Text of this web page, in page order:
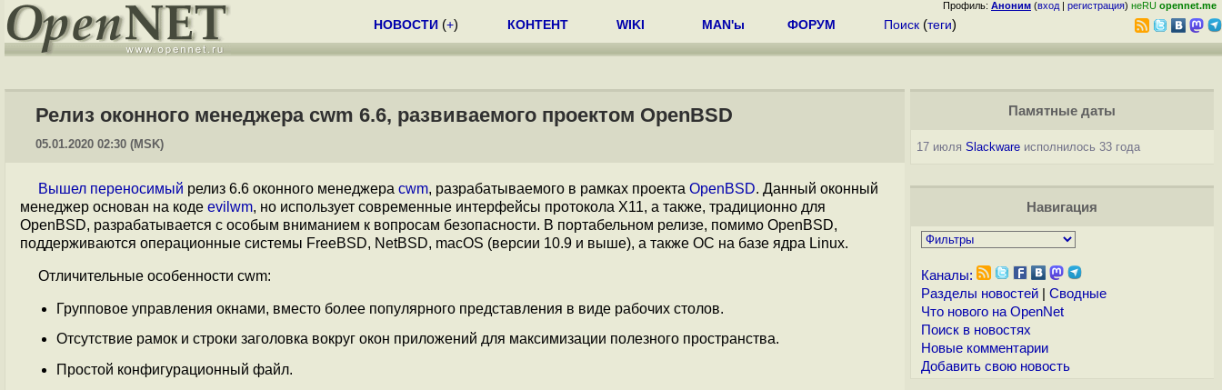
Профиль: Аноним (вход | регистрация) неRU opennet.me
НОВОСТИ (+) КОНТЕНТ WIKI MAN'ы ФОРУМ Поиск (теги)
Релиз оконного менеджера cwm 6.6, развиваемого проектом OpenBSD
05.01.2020 02:30 (MSK)
Вышел переносимый релиз 6.6 оконного менеджера cwm, разрабатываемого в рамках проекта OpenBSD. Данный оконный
менеджер основан на коде evilwm, но использует современные интерфейсы протокола X11, а также, традиционно для
OpenBSD, разрабатывается с особым вниманием к вопросам безопасности. В портабельном релизе, помимо OpenBSD,
поддерживаются операционные системы FreeBSD, NetBSD, macOS (версии 10.9 и выше), а также ОС на базе ядра Linux.
Отличительные особенности cwm:
Групповое управления окнами, вместо более популярного представления в виде рабочих столов.
Отсутствие рамок и строки заголовка вокруг окон приложений для максимизации полезного пространства.
Простой конфигурационный файл.
Памятные даты
17 июля Slackwareисполнилось 33 года
Навигация
Каналы:
Разделы новостей| Сводные
Что нового на OpenNet
Поиск в новостях
Новые комментарии
Добавить свою новость